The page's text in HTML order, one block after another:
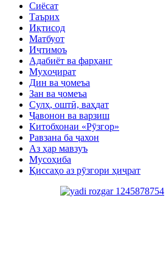
Сиёсат
Таърих
Иқтисод
Матбуот
Иҷтимоъ
Адабиёт ва фарҳанг
Муҳоҷират
Дин ва ҷомеъа
Зан ва ҷомеъа
Сулҳ, оштӣ, ваҳдат
Ҷавонон ва варзиш
Китобхонаи «Рӯзгор»
Равзана ба ҷахон
Аз ҳар мавзуъ
Мусоҳиба
Қиссаҳо аз рӯзгори ҳиҷрат